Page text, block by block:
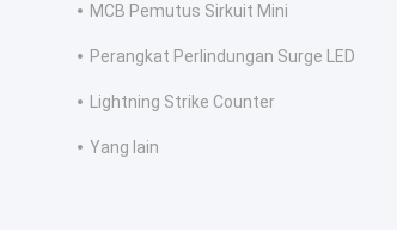
MCB Pemutus Sirkuit Mini
Perangkat Perlindungan Surge LED
Lightning Strike Counter
Yang lain